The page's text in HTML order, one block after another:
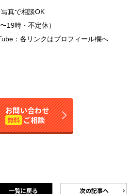
真で相談OK
19時・不定休）
：各リンクはプロフィール欄へ
お問い合わせ
無料 ご相談
次の記事へ
一覧に戻る